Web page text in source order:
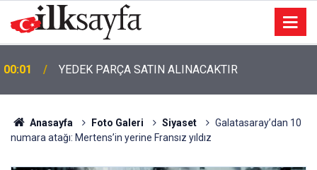
00:01 YEDEK PARÇA SATIN ALINACAKTIR
Anasayfa Foto Galeri Siyaset
Galatasaray’dan 10
numara atağı: Mertens’in yerine Fransız yıldız